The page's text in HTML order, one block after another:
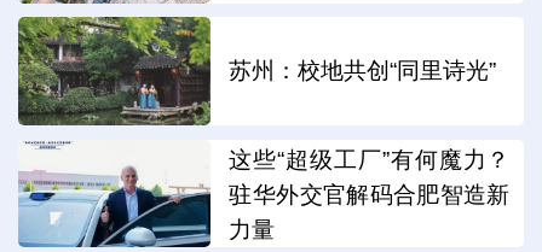
苏州：校地共创“同里诗光”
这些“超级工厂”有何魔力？
驻华外交官解码合肥智造新
力量